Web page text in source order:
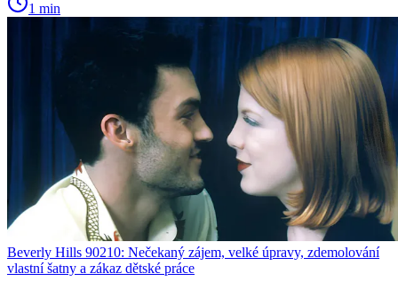
1 min
Beverly Hills 90210: Nečekaný zájem, velké úpravy, zdemolování
vlastní šatny a zákaz dětské práce